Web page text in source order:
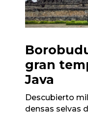
gran
Java
Descubierto
densas selvas